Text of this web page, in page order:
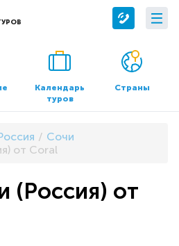
О компании
О нас
Контакты
Документы и реквизиты
Календарь
туров
Страны
Сочи
от Coral
(Россия) от